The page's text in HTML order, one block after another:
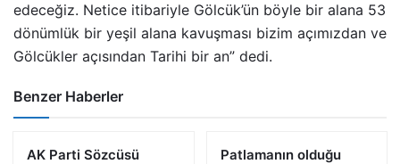
edeceğiz. Netice itibariyle Gölcük’ün böyle bir alana 53
dönümlük bir yeşil alana kavuşması bizim açımızdan ve
Gölcükler açısından Tarihi bir an” dedi.
Benzer Haberler
AK Parti Sözcüsü
Patlamanın olduğu